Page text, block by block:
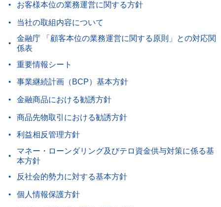
お客様本位の業務運営に関する方針
当社の取組内容について
金融庁 「顧客本位の業務運営に関する原則」との対応関
係表
重要情報シート
事業継続計画（BCP）基本方針
金融商品における勧誘方針
商品先物取引における勧誘方針
利益相反管理方針
マネー・ローンダリング及びテロ資金供与対策に係る基
本方針
反社会的勢力に対する基本方針
個人情報保護方針